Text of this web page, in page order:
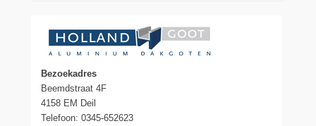
Bezoekadres
Beemdstraat 4F
4158 EM Deil
Telefoon: 0345-652623